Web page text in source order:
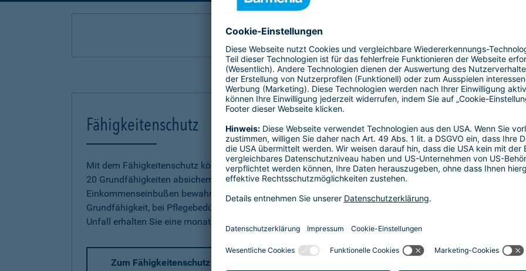
Produkte der Gothaer Lebensversicherung
Fähigkeitenschutz
Mit dem Fähigkeitenschutz können Sie jetzt bis zu
20 Grundfähigkeiten absichern und sich so vor
Einkommenseinbußen bewahren. Bereits beim Verlust einer
Grundfähigkeit, bei Pflegebedürftigkeit oder bei einem schweren
Unfall erhalten Sie eine monatliche Rente.
Zum Fähigkeitenschutz
Fähigkeiten der Kinder